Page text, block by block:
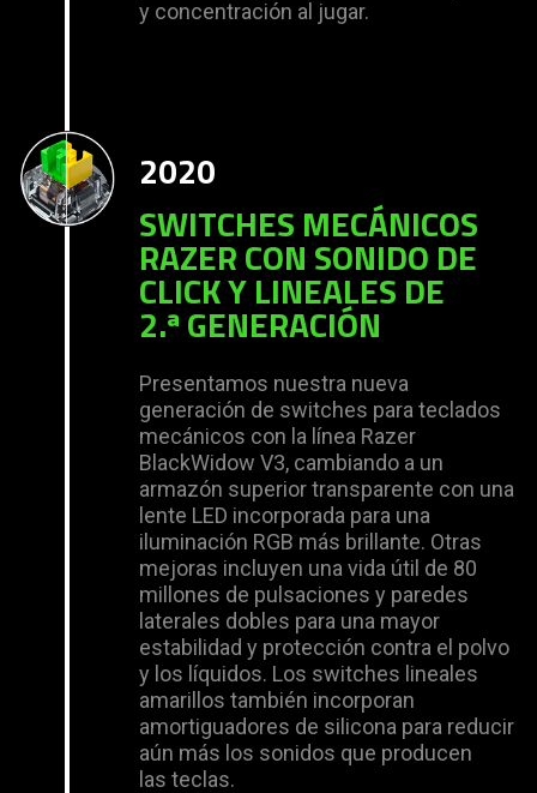
y concentración al jugar.
2020
SWITCHES MECÁNICOS
RAZER CON SONIDO DE
CLICK Y LINEALES DE
2.ª GENERACIÓN
Presentamos nuestra nueva
generación de switches para teclados
mecánicos con la línea Razer
BlackWidow V3, cambiando a un
armazón superior transparente con una
lente LED incorporada para una
iluminación RGB más brillante. Otras
mejoras incluyen una vida útil de 80
millones de pulsaciones y paredes
laterales dobles para una mayor
estabilidad y protección contra el polvo
y los líquidos. Los switches lineales
amarillos también incorporan
amortiguadores de silicona para reducir
aún más los sonidos que producen
las teclas.